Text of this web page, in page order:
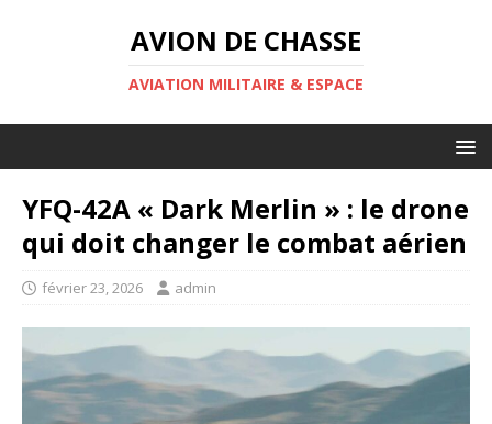
AVION DE CHASSE
AVIATION MILITAIRE & ESPACE
YFQ-42A « Dark Merlin » : le drone
qui doit changer le combat aérien
février 23, 2026 admin